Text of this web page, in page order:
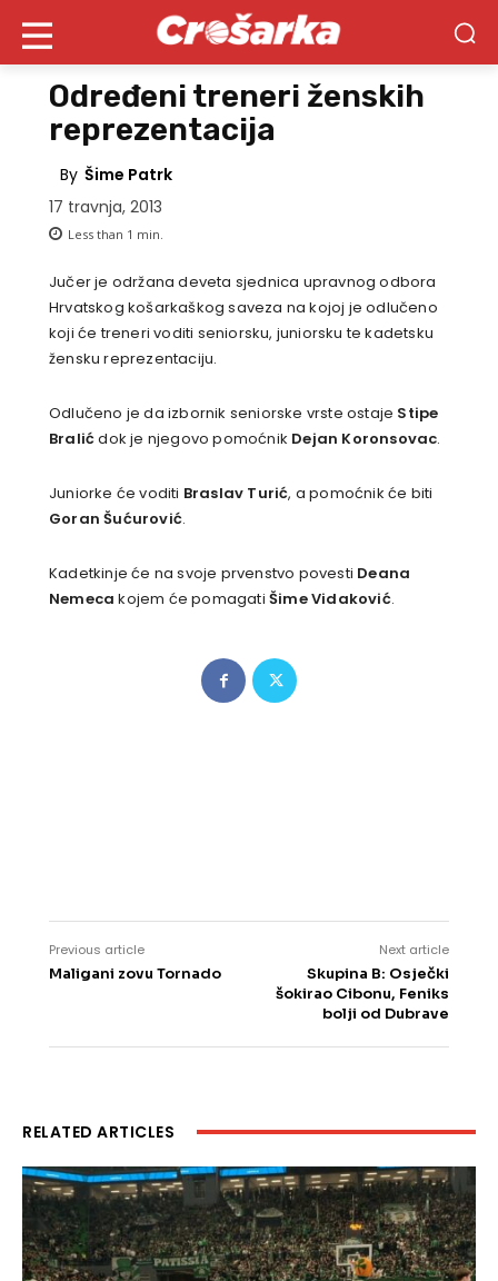
Određeni treneri ženskih
reprezentacija
By Šime Patrk
17 travnja, 2013
Less than 1 min.
Jučer je održana deveta sjednica upravnog odbora
Hrvatskog košarkaškog saveza na kojoj je odlučeno
koji će treneri voditi seniorsku, juniorsku te kadetsku
žensku reprezentaciju.
Odlučeno je da izbornik seniorske vrste ostaje Stipe
Bralićdok je njegovo pomoćnik Dejan Koronsovac.
Juniorke će voditi Braslav Turić, a pomoćnik će biti
Goran Šućurović.
Kadetkinje će na svoje prvenstvo povesti Deana
Nemeca kojem će pomagatiŠime Vidaković.
Previous article
Maligani zovu Tornado
Next article
Skupina B: Osječki
šokirao Cibonu, Feniks
bolji od Dubrave
RELATED ARTICLES